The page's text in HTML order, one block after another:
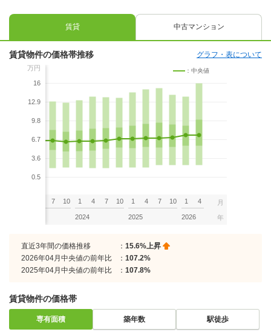
賃貸 中古マンション
賃貸物件の価格帯推移 グラフ・表について
万円
16
12.9
9.8
6.7
3.6
0.5
：中央値
7 10 1 4 7 10
2024
1 4 7 10
2025
1 4
2026
月
年
直近3年間の価格推移 ： 15.6%上昇
2026年04月中央値の前年比
： 107.2%
2025年04月中央値の前年比
： 107.8%
賃貸物件の価格帯
専有面積 築年数 駅徒歩